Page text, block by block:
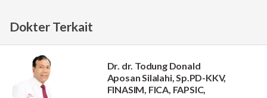
Dokter Terkait